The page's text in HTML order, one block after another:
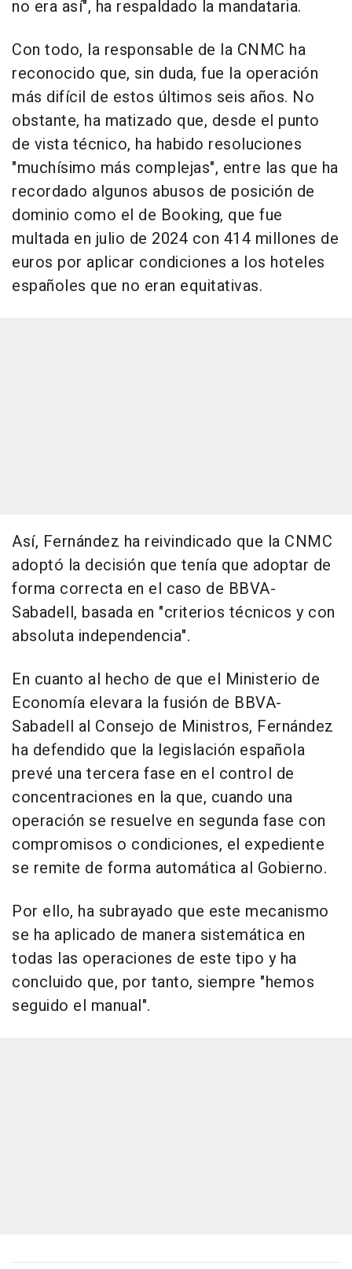
no era así", ha respaldado la mandataria.
Con todo, la responsable de la CNMC ha
reconocido que, sin duda, fue la operación
más difícil de estos últimos seis años. No
obstante, ha matizado que, desde el punto
de vista técnico, ha habido resoluciones
"muchísimo más complejas", entre las que ha
recordado algunos abusos de posición de
dominio como el de Booking, que fue
multada en julio de 2024 con 414 millones de
euros por aplicar condiciones a los hoteles
españoles que no eran equitativas.
Así, Fernández ha reivindicado que la CNMC
adoptó la decisión que tenía que adoptar de
forma correcta en el caso de BBVA-
Sabadell, basada en "criterios técnicos y con
absoluta independencia".
En cuanto al hecho de que el Ministerio de
Economía elevara la fusión de BBVA-
Sabadell al Consejo de Ministros, Fernández
ha defendido que la legislación española
prevé una tercera fase en el control de
concentraciones en la que, cuando una
operación se resuelve en segunda fase con
compromisos o condiciones, el expediente
se remite de forma automática al Gobierno.
Por ello, ha subrayado que este mecanismo
se ha aplicado de manera sistemática en
todas las operaciones de este tipo y ha
concluido que, por tanto, siempre "hemos
seguido el manual".